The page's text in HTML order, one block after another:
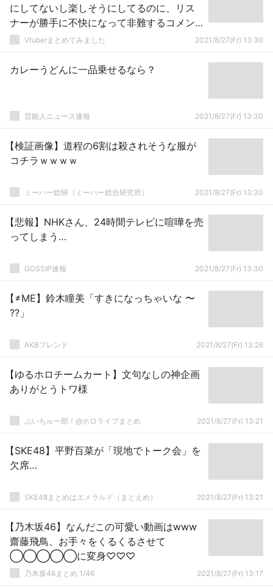
にしてないし楽しそうにしてるのに、リス
ナーが勝手に不快になって非難するコメン
トするやつがいるのなんとかならんか？
Vtuberまとめてみました 2021/8/27(Fr) 13:30
カレーうどんに一品乗せるなら？
芸能人ニュース速報 2021/8/27(Fr) 13:30
【検証画像】道程の6割は殺されそうな服が
コチラｗｗｗｗ
ミーハー総研（ミーハー総合研究所） 2021/8/27(Fr) 13:30
【悲報】NHKさん、24時間テレビに喧嘩を売
ってしまう…
GOSSIP速報 2021/8/27(Fr) 13:30
【≠ME】鈴木瞳美「すきになっちゃいな 〜
??」
AKBフレンド 2021/8/27(Fr) 13:26
【ゆるホロチームカート】文句なしの神企画
ありがとうトワ様
ぶいちゅー部！@ホロライブまとめ 2021/8/27(Fr) 13:21
【SKE48】平野百菜が「現地でトーク会」を
欠席…
SKE48まとめはエメラルド（まとえめ） 2021/8/27(Fr) 13:21
【乃木坂46】なんだこの可愛い動画はwww
齋藤飛鳥、お手々をくるくるさせて
◯◯◯◯◯に変身♡♡♡
乃木坂46まとめ 1/46 2021/8/27(Fr) 13:17